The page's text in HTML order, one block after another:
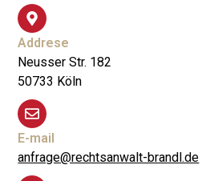
Addrese
Neusser Str. 182
50733 Köln
E-mail
anfrage@rechtsanwalt-brandl.de